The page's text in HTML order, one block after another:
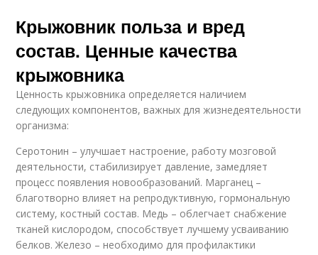
Крыжовник польза и вред
состав. Ценные качества
крыжовника
Ценность крыжовника определяется наличием
следующих компонентов, важных для жизнедеятельности
организма:
Серотонин – улучшает настроение, работу мозговой
деятельности, стабилизирует давление, замедляет
процесс появления новообразований. Марганец –
благотворно влияет на репродуктивную, гормональную
систему, костный состав. Медь – облегчает снабжение
тканей кислородом, способствует лучшему усваиванию
белков. Железо – необходимо для профилактики